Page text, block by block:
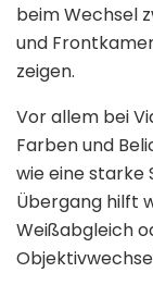
beim Wechsel
und
zeigen.
Vor allem bei
Farben und
wie eine starke
Übergang hilft
Weißabgleich